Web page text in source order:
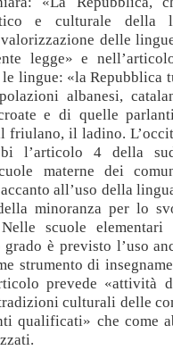
e culturale della
delle
legge» e
lingue: «la Repubblica
albanesi,
e di quelle
friulano, il ladino.
l’articolo 4 della
materne dei
all’uso della
minoranza per lo
scuole
è previsto l’uso
strumento di
prevede «attività
culturali delle
qualificati» che come